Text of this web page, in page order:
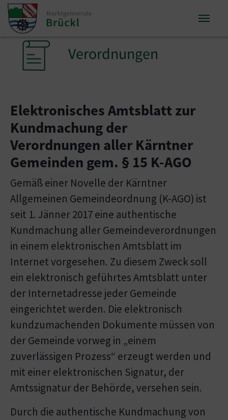
Zum Inhalt springen
Zum Seitenende springen
Sie sind hier: Verordnungen
Elektronisches Amtsblatt zur
Kundmachung der
Verordnungen aller Kärntner
Gemeinden gem. § 15 K-AGO
Gemäß einer Novelle der Kärntner
Allgemeinen Gemeindeordnung (K-AGO) ist
seit 1. Jänner 2017 eine authentische
Kundmachung aller Gemeindeverordnungen
in einem elektronischen Amtsblatt im
Internet vorgesehen. Zu diesem Zweck soll
ein elektronisch geführtes Amtsblatt unter
der Internetadresse jeder Gemeinde
eingerichtet werden. Die elektronisch
kundzumachenden Dokumente müssen von
der Gemeinde vorweg in „einem
zuverlässigen Prozess“ erzeugt werden und
mit einer elektronischen Signatur, der
Amtssignatur der Behörde, versehen sein.
Durch die authentische Kundmachung von